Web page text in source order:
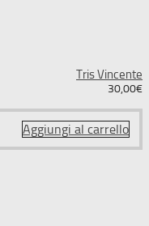
Tris Vincente
30,00€
Aggiungi al carrello